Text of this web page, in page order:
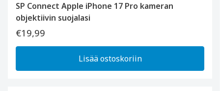
SP Connect Apple iPhone 17 Pro kameran
objektiivin suojalasi
€19,99
Lisää ostoskoriin